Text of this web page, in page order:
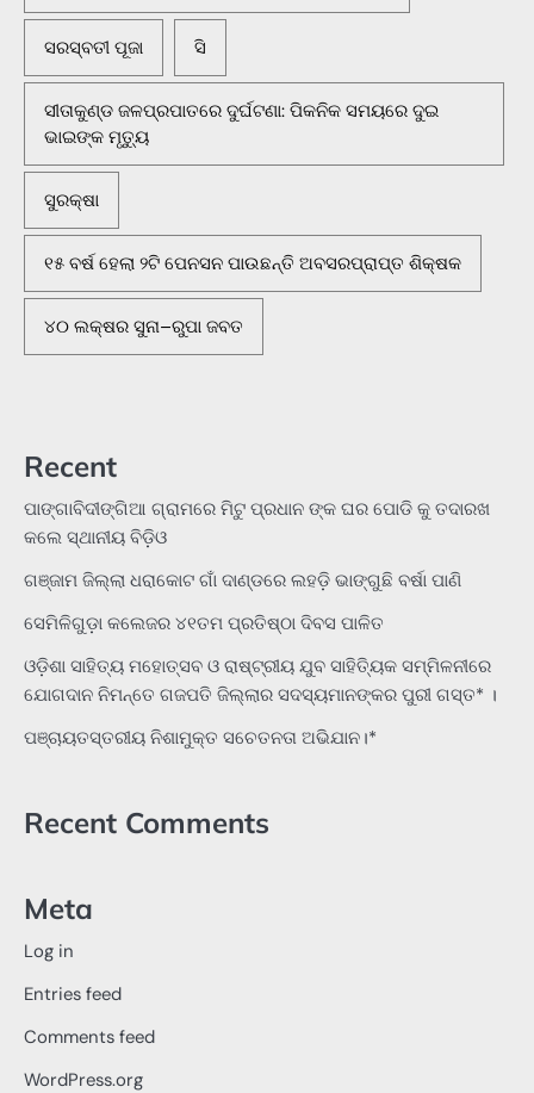
ସରସ୍ବତୀ ପୂଜା ସି
ସୀତାକୁଣ୍ଡ ଜଳପ୍ରପାତରେ ଦୁର୍ଘଟଣା: ପିକନିକ ସମୟରେ ଦୁଇ
ଭାଇଙ୍କ ମୃତ୍ୟୁ
ସୁରକ୍ଷା
୧୫ ବର୍ଷ ହେଲା ୨ଟି ପେନସନ ପାଉଛନ୍ତି ଅବସରପ୍ରାପ୍ତ ଶିକ୍ଷକ
୪୦ ଲକ୍ଷର ସୁନା–ରୁପା ଜବତ
Recent
ପାଙ୍ଗାବିଦୀଙ୍ଗିଆ ଗ୍ରାମରେ ମିଟୁ ପ୍ରଧାନ ଙ୍କ ଘର ପୋଡି କୁ ତଦାରଖ
କଲେ ସ୍ଥାନୀୟ ବିଡ଼ିଓ
ଗଞ୍ଜାମ ଜିଲ୍ଲା ଧରାକୋଟ ଗାଁ ଦାଣ୍ଡରେ ଲହଡ଼ି ଭାଙ୍ଗୁଛି ବର୍ଷା ପାଣି
ସେମିଳିଗୁଡ଼ା କଲେଜର ୪୧ତମ ପ୍ରତିଷ୍ଠା ଦିବସ ପାଳିତ
ଓଡ଼ିଶା ସାହିତ୍ୟ ମହୋତ୍ସବ ଓ ରାଷ୍ଟ୍ରୀୟ ଯୁବ ସାହିତ୍ୟିକ ସମ୍ମିଳନୀରେ
ଯୋଗଦାନ ନିମନ୍ତେ ଗଜପତି ଜିଲ୍ଲାର ସଦସ୍ୟମାନଙ୍କର ପୁରୀ ଗସ୍ତ* ।
ପଞ୍ଚାୟତସ୍ତରୀୟ ନିଶାମୁକ୍ତ ସଚେତନତା ଅଭିଯାନ।*
Recent Comments
Meta
Log in
Entries feed
Comments feed
WordPress.org